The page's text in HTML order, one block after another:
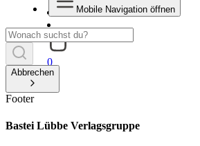
0
Mobile Navigation öffnen
Abbrechen
Footer
Bastei Lübbe Verlagsgruppe